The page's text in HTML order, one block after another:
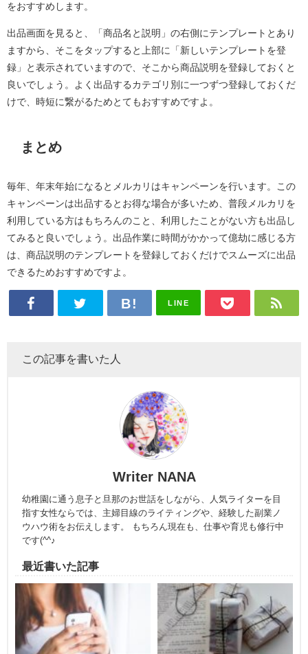
をおすすめします。
出品画面を見ると、「商品名と説明」の右側にテンプレートとあり
ますから、そこをタップすると上部に「新しいテンプレートを登
録」と表示されていますので、そこから商品説明を登録しておくと
良いでしょう。よく出品するカテゴリ別に一つずつ登録しておくだ
けで、時短に繋がるためとてもおすすめですよ。
まとめ
毎年、年末年始になるとメルカリはキャンペーンを行います。この
キャンペーンは出品するとお得な場合が多いため、普段メルカリを
利用している方はもちろんのこと、利用したことがない方も出品し
てみると良いでしょう。出品作業に時間がかかって億劫に感じる方
は、商品説明のテンプレートを登録しておくだけでスムーズに出品
できるためおすすめですよ。
LINE
この記事を書いた人
Writer NANA
幼稚園に通う息子と旦那のお世話をしながら、人気ライターを目
指す女性ならでは、主婦目線のライティングや、経験した副業ノ
ウハウ術をお伝えします。 もちろん現在も、仕事や育児も修行中
です(^^♪
最近書いた記事